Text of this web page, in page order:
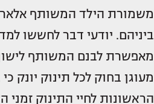
משמורת הילד המשותף
ביניהם. יודעי דבר לחששו
מאפשרת לבנם המשותף
מעוגן בחוק לכל תינוק יונק
הראשונות לחיי התינוק